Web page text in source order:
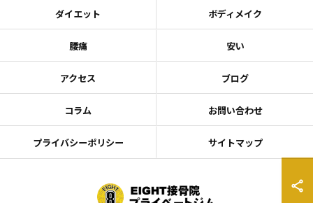
ダイエット ボディメイク
腰痛 安い
アクセス ブログ
コラム お問い合わせ
プライバシーポリシー サイトマップ